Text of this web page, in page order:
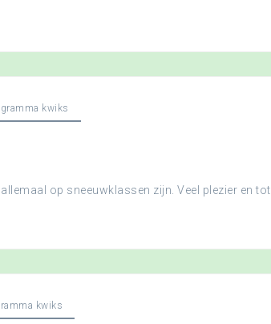
kwiks
op sneeuwklassen zijn. Veel plezier en tot
kwiks